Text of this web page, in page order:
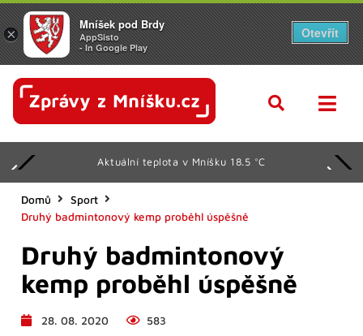
Aktuální teplota v Mníšku 18.5 °C
Domů
Sport
Druhý badmintonový kemp proběhl úspěšně
Druhý badmintonový
kemp proběhl úspěšně
28. 08. 2020 583
×
Mníšek pod Brdy
AppSisto
- In Google Play
Otevřít